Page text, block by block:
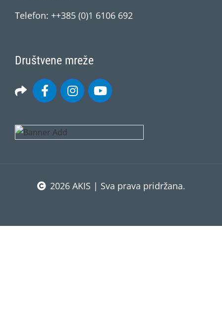
Telefon: ++385 (0)1 6106 692
Društvene mreže
2026 AKIS | Sva prava pridržana.